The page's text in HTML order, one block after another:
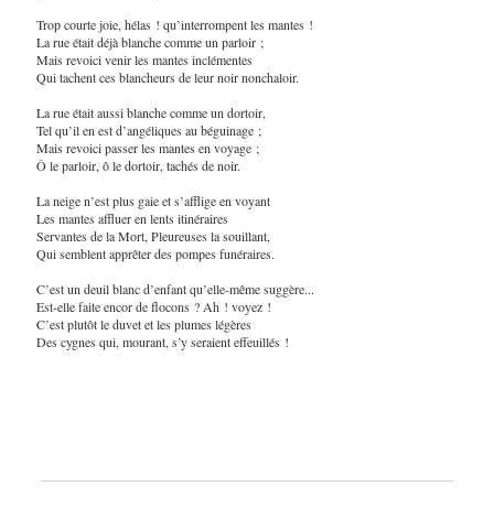
Trop courte joie, hélas ! qu’interrompent les mantes !
La rue était déjà blanche comme un parloir ;
Mais revoici venir les mantes inclémentes
Qui tachent ces blancheurs de leur noir nonchaloir.
La rue était aussi blanche comme un dortoir,
Tel qu’il en est d’angéliques au béguinage ;
Mais revoici passer les mantes en voyage ;
Ô le parloir, ô le dortoir, tachés de noir.
La neige n’est plus gaie et s’afflige en voyant
Les mantes affluer en lents itinéraires
Servantes de la Mort, Pleureuses la souillant,
Qui semblent apprêter des pompes funéraires.
C’est un deuil blanc d’enfant qu’elle-même suggère...
Est-elle faite encor de flocons ? Ah ! voyez !
C’est plutôt le duvet et les plumes légères
Des cygnes qui, mourant, s’y seraient effeuillés !